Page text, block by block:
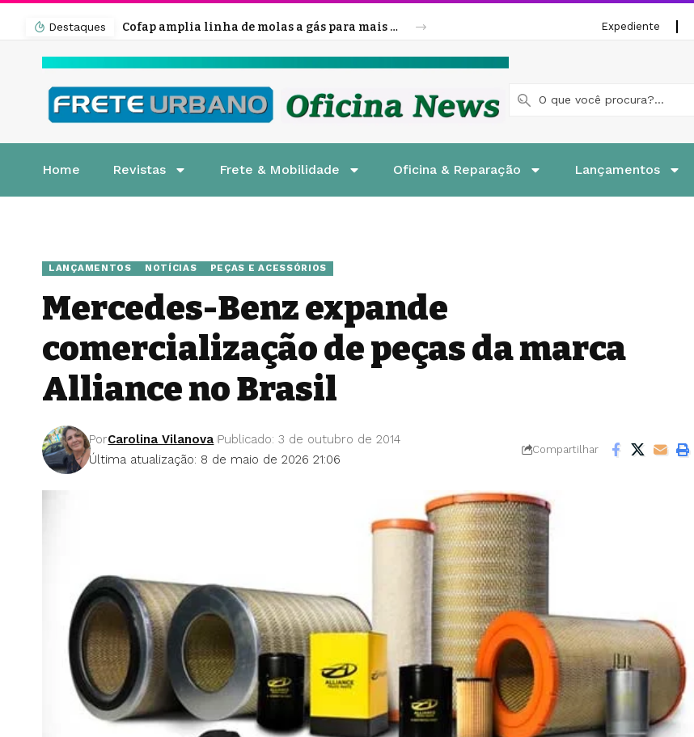
Destaques Cofap amplia linha de molas a gás para mais veículos leves e pesados Expediente
Home Revistas Frete & Mobilidade Oficina & Reparação Lançamentos
LANÇAMENTOS NOTÍCIAS PEÇAS E ACESSÓRIOS
Mercedes-Benz expande
comercialização de peças da marca
Alliance no Brasil
Última atualização: 8 de maio de 2026 21:06
PorCarolina Vilanova Publicado: 3 de outubro de 2014
Compartilhar